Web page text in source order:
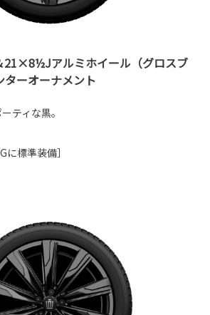
21×8½Jアルミホイール（グロスブ
ターオーナメント
ティな黒。
に標準装備］